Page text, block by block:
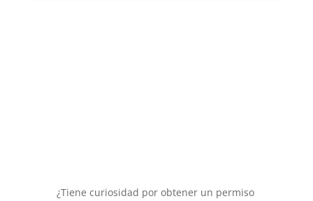
¿Tiene curiosidad por obtener un permiso